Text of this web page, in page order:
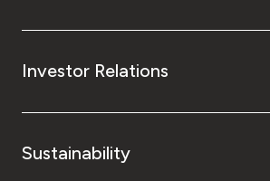
Investor Relations
Sustainability